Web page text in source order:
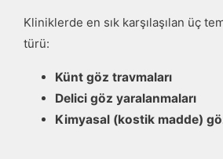
Kliniklerde en sık karşılaşılan üç
türü:
Künt göz travmaları
Delici göz yaralanmaları
Kimyasal (kostik madde)